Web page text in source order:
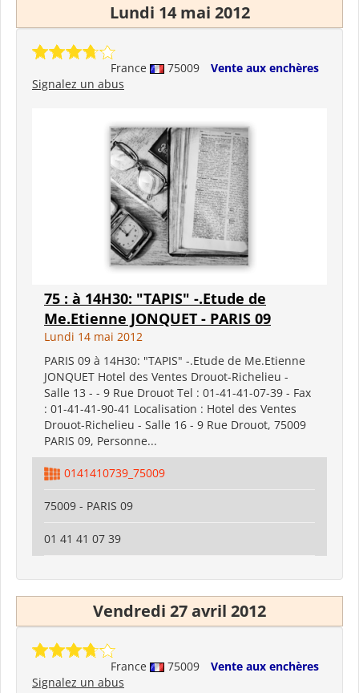
Lundi 14 mai 2012
France 75009
Vente aux enchères
Signalez un abus
75 : à 14H30: "TAPIS" -.Etude de
Me.Etienne JONQUET - PARIS 09
Lundi 14 mai 2012
PARIS 09 à 14H30: "TAPIS" -.Etude de Me.Etienne
JONQUET Hotel des Ventes Drouot-Richelieu -
Salle 13 - - 9 Rue Drouot Tel : 01-41-41-07-39 - Fax
: 01-41-41-90-41 Localisation : Hotel des Ventes
Drouot-Richelieu - Salle 16 - 9 Rue Drouot, 75009
PARIS 09, Personne...
0141410739_75009
75009 - PARIS 09
01 41 41 07 39
Vendredi 27 avril 2012
France 75009
Vente aux enchères
Signalez un abus